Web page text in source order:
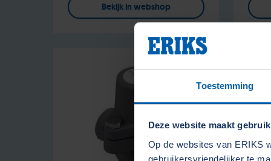
Toestemming
Deze website maakt
Op de websites van ERIKS
gebruikersvriendelijker te
Bekijk in webshop